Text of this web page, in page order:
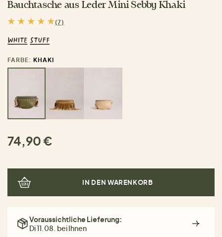
Bauchtasche aus Leder Mini Sebby Khaki
(7)
FARBE: KHAKI
74,90 €
IN DEN WARENKORB
Voraussichtliche Lieferung:
Di 11.08. bei Ihnen